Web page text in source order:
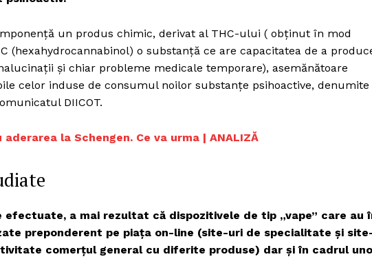
un produs chimic, derivat al THC-ului ( obţinut în mod
(hexahydrocannabinol) o substanță ce are capacitatea de a
şi chiar probleme medicale temporare), asemănătoare
celor induse de consumul noilor substanţe psihoactive, denumite
DIICOT.
la Schengen. Ce va urma | ANALIZĂ
a mai rezultat că dispozitivele de tip „vape” care au
preponderent pe piaţa on-line (site-uri de specialitate şi
comerţul general cu diferite produse) dar şi în cadrul